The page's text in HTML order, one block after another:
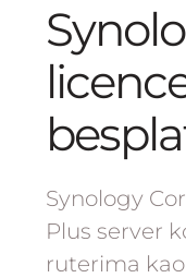
Synology
Plus server
ruterima